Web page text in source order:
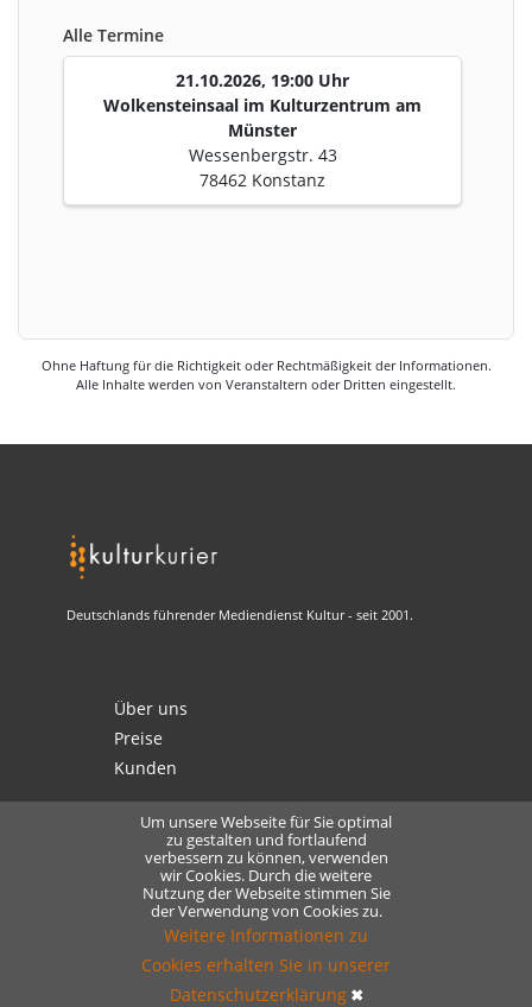
Alle Termine
21.10.2026, 19:00 Uhr
Wolkensteinsaal im Kulturzentrum am
Münster
Wessenbergstr. 43
78462 Konstanz
Ohne Haftung für die Richtigkeit oder Rechtmäßigkeit der Informationen.
Alle Inhalte werden von Veranstaltern oder Dritten eingestellt.
Deutschlands führender Mediendienst Kultur - seit 2001.
Über uns
Preise
Kunden
Kontakt
Datenschutz
Lizensierung
Um unsere Webseite für Sie optimal
zu gestalten und fortlaufend
verbessern zu können, verwenden
wir Cookies. Durch die weitere
Nutzung der Webseite stimmen Sie
der Verwendung von Cookies zu.
Weitere Informationen zu
Cookies erhalten Sie in unserer
Datenschutzerklärung ✖